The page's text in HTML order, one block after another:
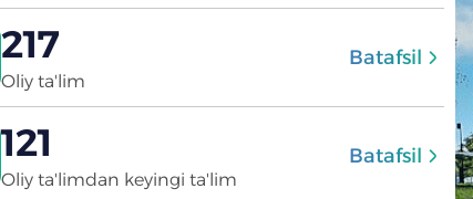
217
Oliy ta'lim
Batafsil
121
Oliy ta'limdan keyingi ta'lim
Batafsil